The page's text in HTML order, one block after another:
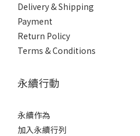
Delivery & Shipping
Payment
Return Policy
Terms & Conditions
永續行動
永續作為
加入永續行列